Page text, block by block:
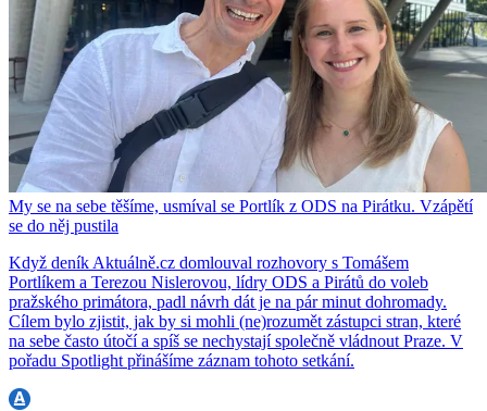
My se na sebe těšíme, usmíval se Portlík z ODS na Pirátku. Vzápětí
se do něj pustila
Když deník Aktuálně.cz domlouval rozhovory s Tomášem
Portlíkem a Terezou Nislerovou, lídry ODS a Pirátů do voleb
pražského primátora, padl návrh dát je na pár minut dohromady.
Cílem bylo zjistit, jak by si mohli (ne)rozumět zástupci stran, které
na sebe často útočí a spíš se nechystají společně vládnout Praze. V
pořadu Spotlight přinášíme záznam tohoto setkání.